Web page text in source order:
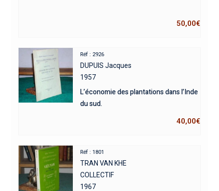
50,00€
Réf : 2926
DUPUIS Jacques
1957
L’économie des plantations dans l’Inde
du sud.
40,00€
Réf : 1801
TRAN VAN KHE
COLLECTIF
1967